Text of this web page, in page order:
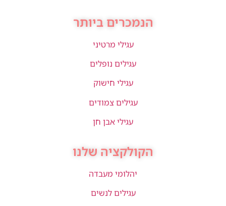
הנמכרים ביותר
עגילי מרטיני
עגילים נופלים
עגילי חישוק
עגילים צמודים
עגילי אבן חן
הקולקציה שלנו
יהלומי מעבדה
עגילים לנשים